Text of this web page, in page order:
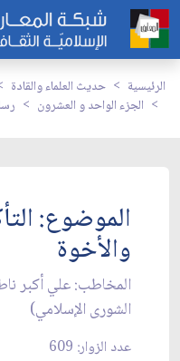
الرئيسية حديث العلماء والقادة
الجزء الواحد و العشرون
الموضوع:
والأخوة
المخاطب: علي أكبر
الشورى الإسلامي)
عدد الزوار: 609